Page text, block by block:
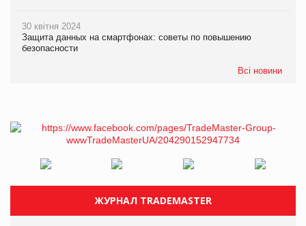
30 квітня 2024
Защита данных на смартфонах: советы по повышению
безопасности
Всі новини
ЖУРНАЛ TRADEMASTER